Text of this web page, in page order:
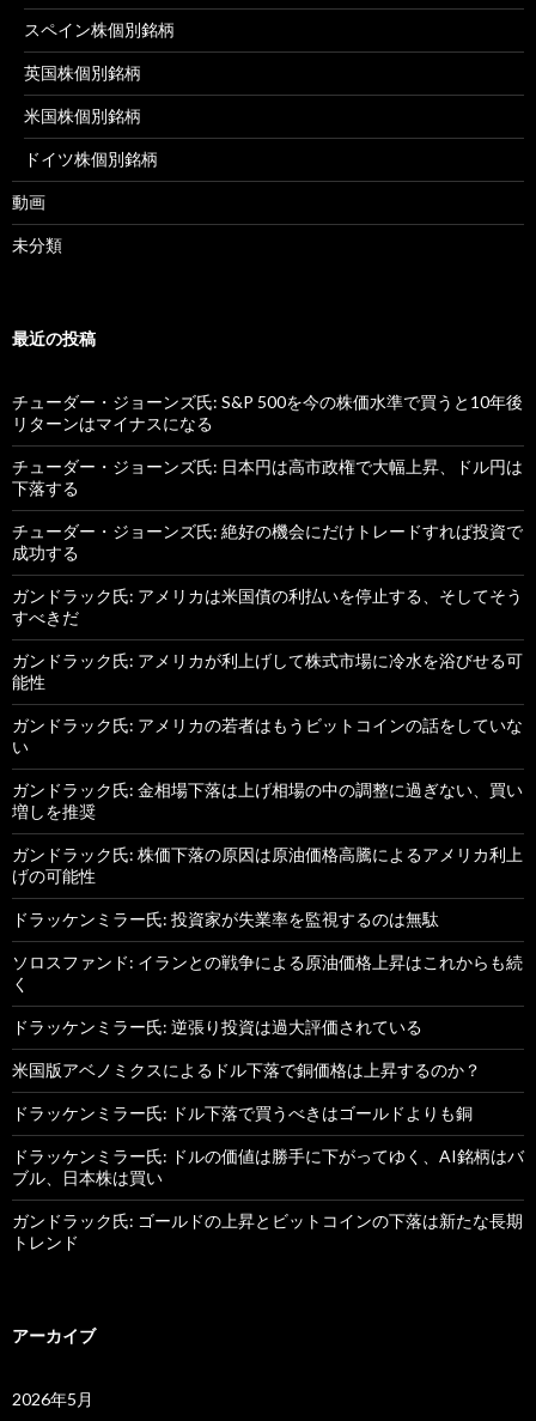
スペイン株個別銘柄
英国株個別銘柄
米国株個別銘柄
ドイツ株個別銘柄
動画
未分類
最近の投稿
チューダー・ジョーンズ氏: S&P 500を今の株価水準で買うと10年後
リターンはマイナスになる
チューダー・ジョーンズ氏: 日本円は高市政権で大幅上昇、ドル円は
下落する
チューダー・ジョーンズ氏: 絶好の機会にだけトレードすれば投資で
成功する
ガンドラック氏: アメリカは米国債の利払いを停止する、そしてそう
すべきだ
ガンドラック氏: アメリカが利上げして株式市場に冷水を浴びせる可
能性
ガンドラック氏: アメリカの若者はもうビットコインの話をしていな
い
ガンドラック氏: 金相場下落は上げ相場の中の調整に過ぎない、買い
増しを推奨
ガンドラック氏: 株価下落の原因は原油価格高騰によるアメリカ利上
げの可能性
ドラッケンミラー氏: 投資家が失業率を監視するのは無駄
ソロスファンド: イランとの戦争による原油価格上昇はこれからも続
く
ドラッケンミラー氏: 逆張り投資は過大評価されている
米国版アベノミクスによるドル下落で銅価格は上昇するのか？
ドラッケンミラー氏: ドル下落で買うべきはゴールドよりも銅
ドラッケンミラー氏: ドルの価値は勝手に下がってゆく、AI銘柄はバ
ブル、日本株は買い
ガンドラック氏: ゴールドの上昇とビットコインの下落は新たな長期
トレンド
アーカイブ
2026年5月